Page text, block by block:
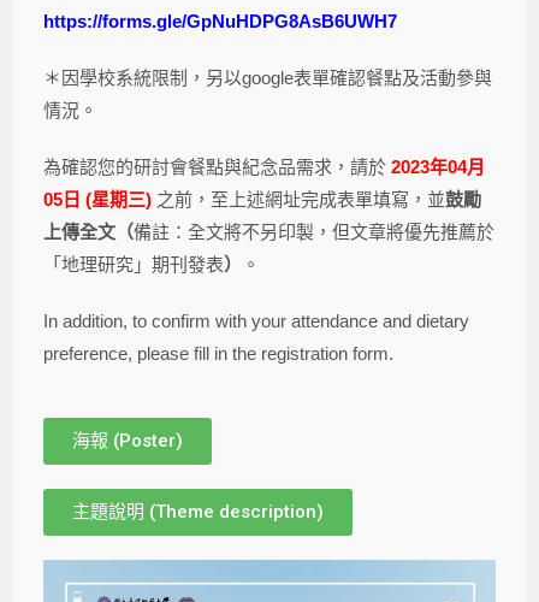
https://forms.gle/GpNuHDPG8AsB6UWH7
＊因學校系統限制，另以google表單確認餐點及活動參與
情況。
為確認您的研討會餐點與紀念品需求，請於2023年04月
05 日 (星期三) 之前，至上述網址完成表單填寫，並鼓勵
上傳全文（備註：全文將不另印製，但文章將優先推薦於
「地理研究」期刊發表） 。
In addition, to confirm with your attendance and dietary
preference, please fill in the registration form.
海報 (Poster)
主題說明 (Theme description)